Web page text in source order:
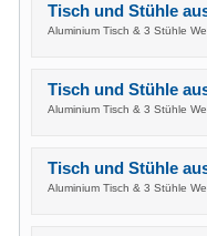
Tisch und Stühle
Aluminium Tisch & 3 Stühle
Tisch und Stühle
Aluminium Tisch & 3 Stühle
Tisch und Stühle
Aluminium Tisch & 3 Stühle